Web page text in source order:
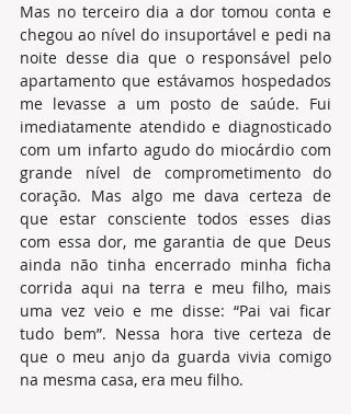
Mas no terceiro dia a dor tomou conta e
chegou ao nível do insuportável e pedi na
noite desse dia que o responsável pelo
apartamento que estávamos hospedados
me levasse a um posto de saúde. Fui
imediatamente atendido e diagnosticado
com um infarto agudo do miocárdio com
grande nível de comprometimento do
coração. Mas algo me dava certeza de
que estar consciente todos esses dias
com essa dor, me garantia de que Deus
ainda não tinha encerrado minha ficha
corrida aqui na terra e meu filho, mais
uma vez veio e me disse: “Pai vai ficar
tudo bem”. Nessa hora tive certeza de
que o meu anjo da guarda vivia comigo
na mesma casa, era meu filho.